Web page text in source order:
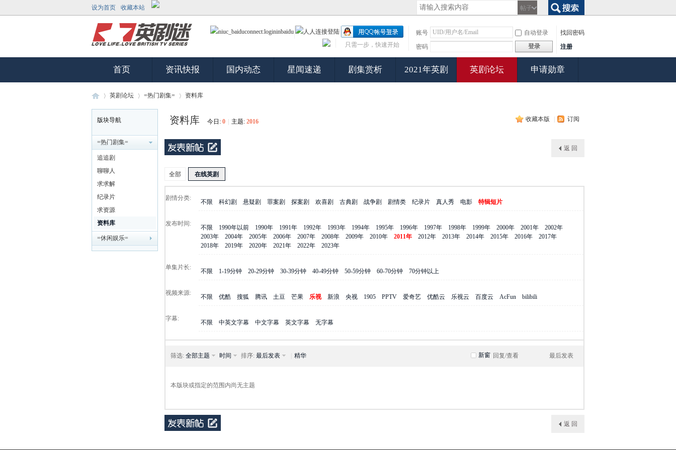
设为首页 收藏本站
帖子
账号
自动登录
找回密码
密码
登录 注册
只需一步，快速开始
首页 资讯快报 国内动态 星闻速递 剧集赏析 2021年英剧 英剧论坛 申请勋章
剧
»
英剧论坛 =热门剧集=
›
资料库
版块导航
=热门剧集=
追追剧
聊聊人
求求解
纪录片
求资源
资料库
=休闲娱乐=
收藏本版 订阅
资料库 今日: 0 主题: 2016
返 回
全部 在线英剧
剧情分类:
不限 科幻剧 悬疑剧 罪案剧 探案剧 欢喜剧 古典剧 战争剧 剧情类 纪录片 真人秀 电影 特辑短片
发布时间:
不限 1990年以前 1990年 1991年 1992年 1993年 1994年 1995年 1996年 1997年 1998年 1999年 2000年 2001年
2002年
2003年
2004年 2005年 2006年 2007年 2008年 2009年 2010年 2011年 2012年 2013年 2014年 2015年 2016年
2017年
2018年
2019年 2020年 2021年 2022年 2023年
单集片长:
不限 1-19分钟 20-29分钟 30-39分钟 40-49分钟 50-59分钟 60-70分钟 70分钟以上
视频来源:
不限 优酷 搜狐 腾讯 土豆 芒果 乐视 新浪 央视 1905 PPTV 爱奇艺 优酷云 乐视云 百度云 AcFun bilibili
字幕:
不限 中英文字幕 中文字幕 英文字幕 无字幕
新窗
筛选: 全部主题 时间 排序: 最后发表 精华 回复/查看 最后发表
本版块或指定的范围内尚无主题
返 回